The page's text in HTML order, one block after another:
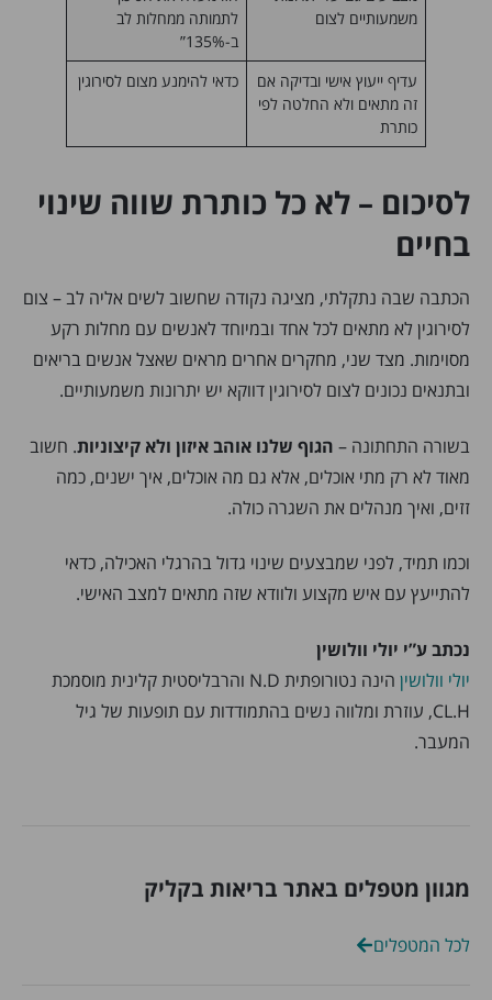
משמעותיים לצום
לתמותה ממחלות לב
ב-135%”
עדיף ייעוץ אישי ובדיקה אם
זה מתאים ולא החלטה לפי
כותרת
כדאי להימנע מצום לסירוגין
לסיכום – לא כל כותרת שווה שינוי
בחיים
הכתבה שבה נתקלתי, מציגה נקודה שחשוב לשים אליה לב – צום
לסירוגין לא מתאים לכל אחד ובמיוחד לאנשים עם מחלות רקע
מסוימות. מצד שני, מחקרים אחרים מראים שאצל אנשים בריאים
ובתנאים נכונים לצום לסירוגין דווקא יש יתרונות משמעותיים.
בשורה התחתונה – הגוף שלנו אוהב איזון ולא קיצוניות. חשוב
מאוד לא רק מתי אוכלים, אלא גם מה אוכלים, איך ישנים, כמה
זזים, ואיך מנהלים את השגרה כולה.
וכמו תמיד, לפני שמבצעים שינוי גדול בהרגלי האכילה, כדאי
להתייעץ עם איש מקצוע ולוודא שזה מתאים למצב האישי.
נכתב ע”י יולי וולושין
יולי וולושין
הינה נטורופתית N.D והרבליסטית קלינית מוסמכת
CL.H, עוזרת ומלווה נשים בהתמודדות עם תופעות של גיל
המעבר.
מגוון מטפלים באתר בריאות בקליק
לכל המטפלים